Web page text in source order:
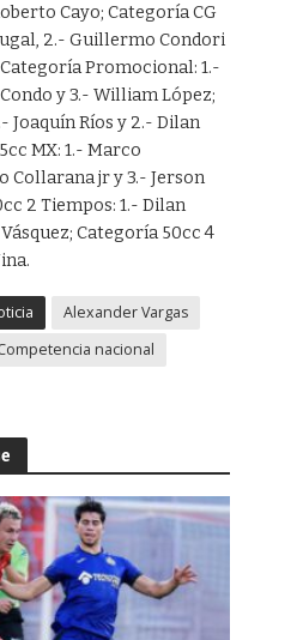
Cayo; Categoría CG
2.- Guillermo Condori
Promocional: 1.-
y 3.- William López;
Joaquín Ríos y 2.- Dilan
MX: 1.- Marco
Collarana jr y 3.- Jerson
2 Tiempos: 1.- Dilan
Categoría 50cc 4
Alexander Vargas
nacional